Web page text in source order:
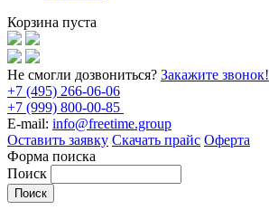
Корзина пуста
Не смогли дозвониться? Закажите звонок!
+7 (495) 266-06-06
+7 (999) 800-00-85
E-mail: info@freetime.group
Оставить заявку Скачать прайс Оферта
Форма поиска
Поиск